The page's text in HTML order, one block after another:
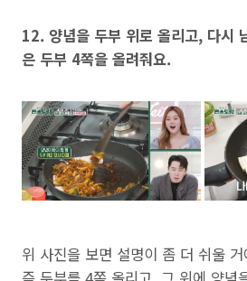
12. 양념을 두부 위로 올리고, 다시
은 두부 4쪽을 올려줘요.
위 사진을 보면 설명이 좀 더 쉬울 거